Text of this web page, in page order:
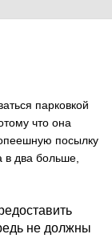
парковкой
что она
посылку
в два больше,
не должны